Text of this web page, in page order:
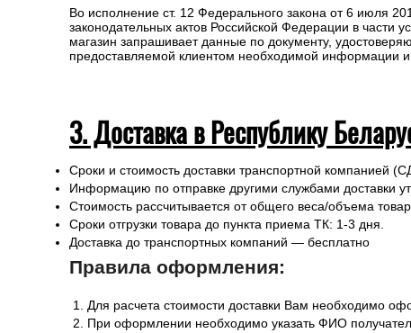
Во исполнение ст. 12 Федерального закона от 6 июля
законодательных актов Российской Федерации в части
магазин запрашивает данные по документу,
предоставляемой клиентом необходимой информации и
3. Доставка в Республику
Сроки и стоимость доставки транспортной компанией
Информацию по отправке другими службами доставки
Стоимость рассчитывается от общего веса/объема
Сроки отгрузки товара до пункта приема ТК: 1-3 дня.
Доставка до транспортных компаний — бесплатно
Правила оформления:
Для расчета стоимости доставки Вам необходимо
При оформлении необходимо указать ФИО